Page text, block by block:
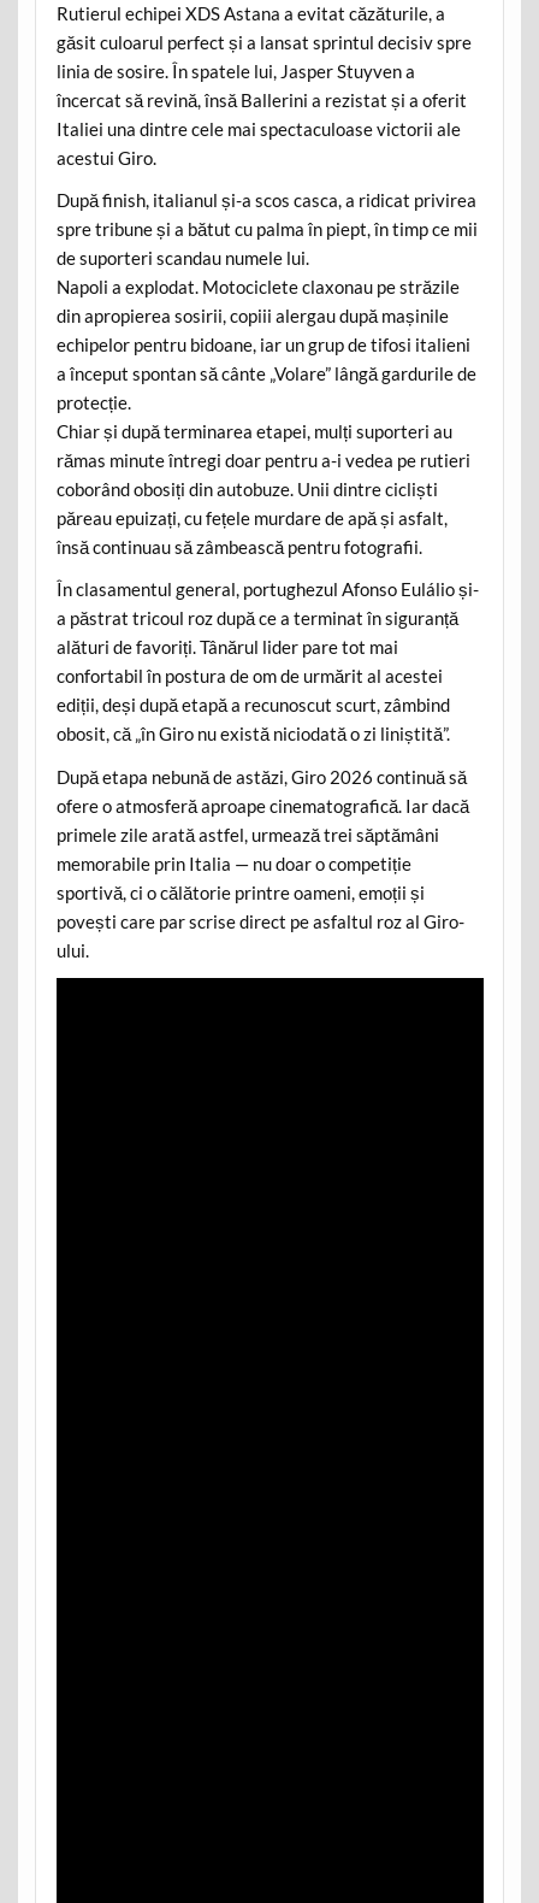
Rutierul echipei XDS Astana a evitat căzăturile, a
găsit culoarul perfect și a lansat sprintul decisiv spre
linia de sosire. În spatele lui, Jasper Stuyven a
încercat să revină, însă Ballerini a rezistat și a oferit
Italiei una dintre cele mai spectaculoase victorii ale
acestui Giro.
După finish, italianul și-a scos casca, a ridicat privirea
spre tribune și a bătut cu palma în piept, în timp ce mii
de suporteri scandau numele lui.
Napoli a explodat. Motociclete claxonau pe străzile
din apropierea sosirii, copiii alergau după mașinile
echipelor pentru bidoane, iar un grup de tifosi italieni
a început spontan să cânte „Volare” lângă gardurile de
protecție.
Chiar și după terminarea etapei, mulți suporteri au
rămas minute întregi doar pentru a-i vedea pe rutieri
coborând obosiți din autobuze. Unii dintre cicliști
păreau epuizați, cu fețele murdare de apă și asfalt,
însă continuau să zâmbească pentru fotografii.
În clasamentul general, portughezul Afonso Eulálio și-
a păstrat tricoul roz după ce a terminat în siguranță
alături de favoriți. Tânărul lider pare tot mai
confortabil în postura de om de urmărit al acestei
ediții, deși după etapă a recunoscut scurt, zâmbind
obosit, că „în Giro nu există niciodată o zi liniștită”.
După etapa nebună de astăzi, Giro 2026 continuă să
ofere o atmosferă aproape cinematografică. Iar dacă
primele zile arată astfel, urmează trei săptămâni
memorabile prin Italia — nu doar o competiție
sportivă, ci o călătorie printre oameni, emoții și
povești care par scrise direct pe asfaltul roz al Giro-
ului.